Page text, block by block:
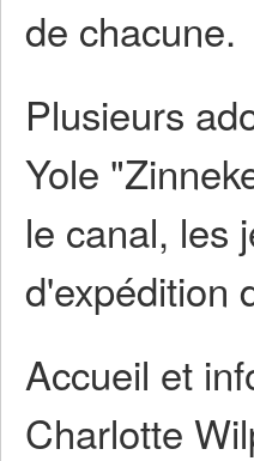
de chacune.
Plusieurs
Yole
le canal, les
d'expédition
Accueil et
Charlotte